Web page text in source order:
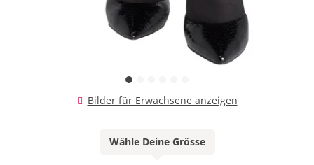
Bilder für Erwachsene anzeigen
Wähle Deine Grösse